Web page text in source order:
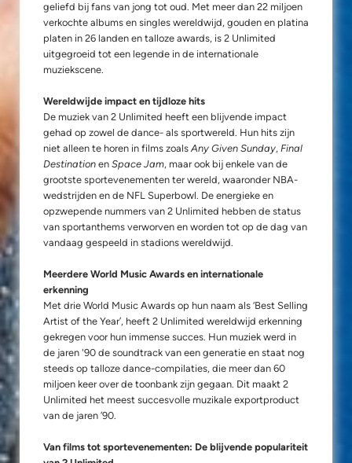
geliefd bij fans van jong tot oud. Met meer dan 22 miljoen
verkochte albums en singles wereldwijd, gouden en platina
platen in 26 landen en talloze awards, is 2 Unlimited
uitgegroeid tot een legende in de internationale
muziekscene.
Wereldwijde impact en tijdloze hits
De muziek van 2 Unlimited heeft een blijvende impact
gehad op zowel de dance- als sportwereld. Hun hits zijn
niet alleen te horen in films zoalsAny Given Sunday, Final
Destination en Space Jam, maar ook bij enkele van de
grootste sportevenementen ter wereld, waaronder NBA-
wedstrijden en de NFL Superbowl. De energieke en
opzwepende nummers van 2 Unlimited hebben de status
van sportanthems verworven en worden tot op de dag van
vandaag gespeeld in stadions wereldwijd.
Meerdere World Music Awards en internationale
erkenning
Met drie World Music Awards op hun naam als ‘Best Selling
Artist of the Year’, heeft 2 Unlimited wereldwijd erkenning
gekregen voor hun immense succes. Hun muziek werd in
de jaren '90 de soundtrack van een generatie en staat nog
steeds op talloze dance-compilaties, die meer dan 60
miljoen keer over de toonbank zijn gegaan. Dit maakt 2
Unlimited het meest succesvolle muzikale exportproduct
van de jaren ’90.
Van films tot sportevenementen: De blijvende populariteit